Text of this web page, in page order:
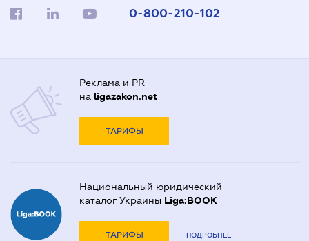
0-800-210-102
Реклама и PR
на ligazakon.net
ТАРИФЫ
Национальный юридический
каталог Украины Liga:BOOK
ТАРИФЫ ПОДРОБНЕЕ